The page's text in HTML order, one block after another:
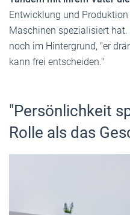
Entwicklung und
Maschinen spezialisiert
noch im Hintergrund, "er
kann frei entscheiden."
"Persönlichkeit
Rolle als das